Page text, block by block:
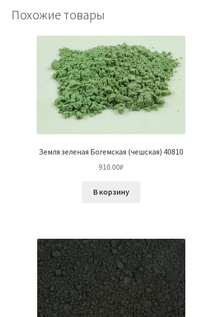
Похожие товары
Земля зеленая Богемская (чешская) 40810
910.00₽
В корзину